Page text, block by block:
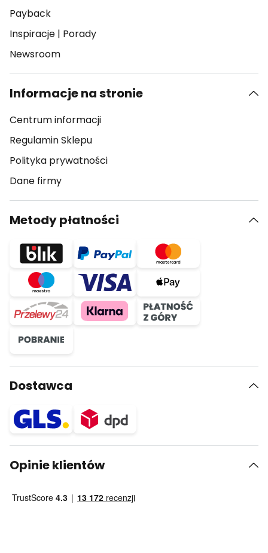
Payback
Inspiracje | Porady
Newsroom
Informacje na stronie
Centrum informacji
Regulamin Sklepu
Polityka prywatności
Dane firmy
Metody płatności
Dostawca
Opinie klientów